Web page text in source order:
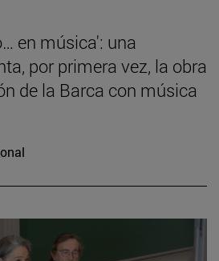
en música': una
por primera vez, la obra
de la Barca con música